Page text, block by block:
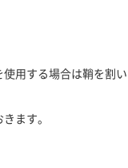
使用する場合は鞘を割
ます。